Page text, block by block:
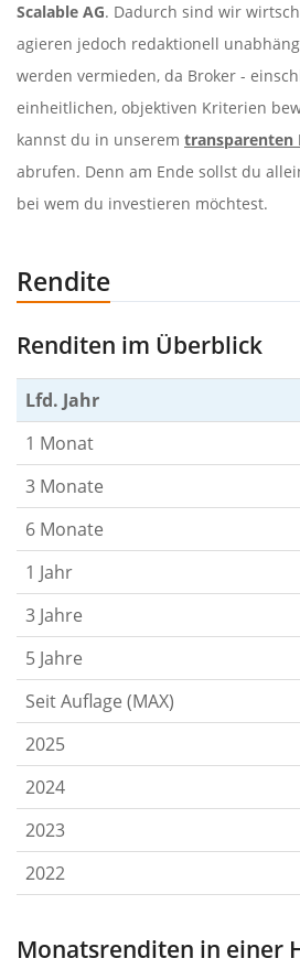
Scalable AG. Dadurch sind wir
agieren jedoch redaktionell
werden vermieden, da Broker -
einheitlichen, objektiven Kriterien
kannst du in unserem transparenten
abrufen. Denn am Ende sollst du
bei wem du investieren möchtest.
Rendite
Renditen im Überblick
Lfd. Jahr
1 Monat
3 Monate
6 Monate
1 Jahr
3 Jahre
5 Jahre
Seit Auflage (MAX)
2025
2024
2023
2022
Monatsrenditen in einer